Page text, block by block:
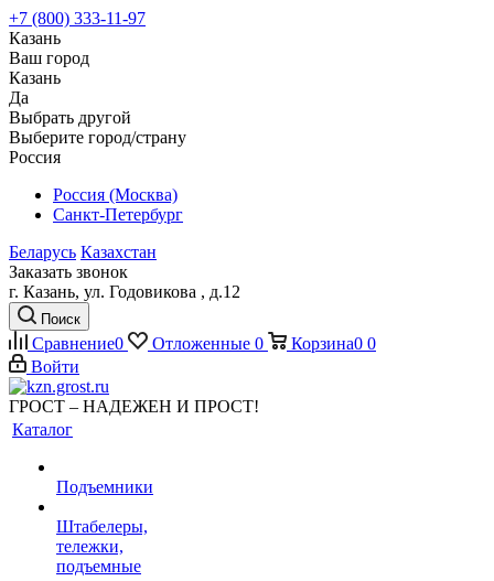
+7 (800) 333-11-97
Казань
Ваш город
Казань
Да
Выбрать другой
Выберите город/страну
Россия
Россия (Москва)
Санкт-Петербург
Беларусь Казахстан
Заказать звонок
г. Казань, ул. Годовикова , д.12
Поиск
Сравнение0 Отложенные 0 Корзина0 0
Войти
ГРОСТ – НАДЕЖЕН И ПРОСТ!
Каталог
Подъемники
Штабелеры,
тележки,
подъемные